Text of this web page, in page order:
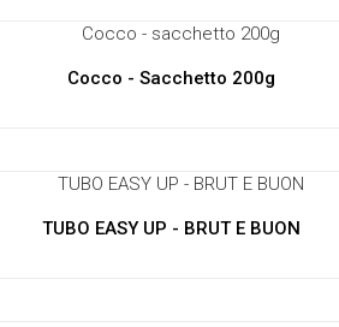
Cocco - Sacchetto 200g
TUBO EASY UP - BRUT E BUON